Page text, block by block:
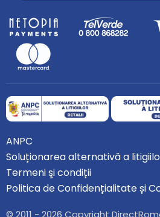
ANPC
Soluționarea alternativă a
Termeni şi condiții
Politica de Confidențialitate și
© 2011 - 2026 Copyright